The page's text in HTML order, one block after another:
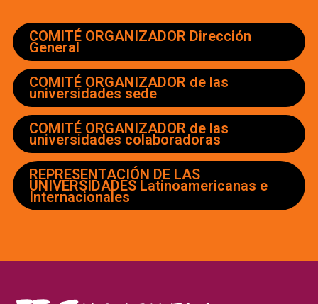
COMITÉ ORGANIZADOR Dirección
General
COMITÉ ORGANIZADOR de las
universidades sede
COMITÉ ORGANIZADOR de las
universidades colaboradoras
REPRESENTACIÓN DE LAS
UNIVERSIDADES Latinoamericanas e
Internacionales